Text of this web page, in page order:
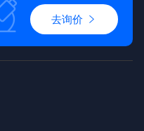
去询价